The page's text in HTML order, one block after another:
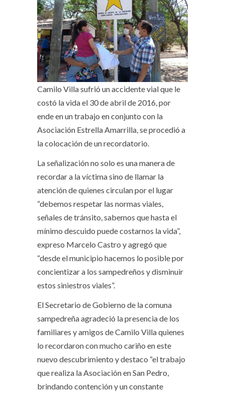
Camilo Villa sufrió un accidente vial que le
costó la vida el 30 de abril de 2016, por
ende en un trabajo en conjunto con la
Asociación Estrella Amarrilla, se procedió a
la colocación de un recordatorio.
La señalización no solo es una manera de
recordar a la víctima sino de llamar la
atención de quienes circulan por el lugar
“debemos respetar las normas viales,
señales de tránsito, sabemos que hasta el
mínimo descuido puede costarnos la vida”,
expreso Marcelo Castro y agregó que
“desde el municipio hacemos lo posible por
concientizar a los sampedreños y disminuir
estos siniestros viales”.
El Secretario de Gobierno de la comuna
sampedreña agradeció la presencia de los
familiares y amigos de Camilo Villa quienes
lo recordaron con mucho cariño en este
nuevo descubrimiento y destaco “el trabajo
que realiza la Asociación en San Pedro,
brindando contención y un constante